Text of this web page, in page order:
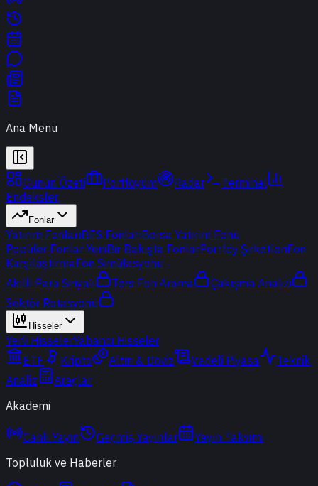
Ana Menu
Günün Özeti Portföyüm Radar
Terminal
Endeksler
Fonlar
Yatırım FonlarıBES FonlarıBorsa Yatırım Fonu
Popüler Fonlar YeniBir Bakışta FonlarPortföy ŞirketleriFon
KarşılaştırmaFon Simülasyonu
Akıllı Para Sinyali
Ters Fon Arama
Çakışma Analizi
Sektör Rotasyonu
Hisseler
Yerli HisselerYabancı Hisseler
ETF
Kripto Altın & Döviz Vadeli Piyasa
Teknik
Analiz
Araçlar
Akademi
Canlı Yayın Geçmiş Yayınlar
Yayın Takvimi
Topluluk ve Haberler